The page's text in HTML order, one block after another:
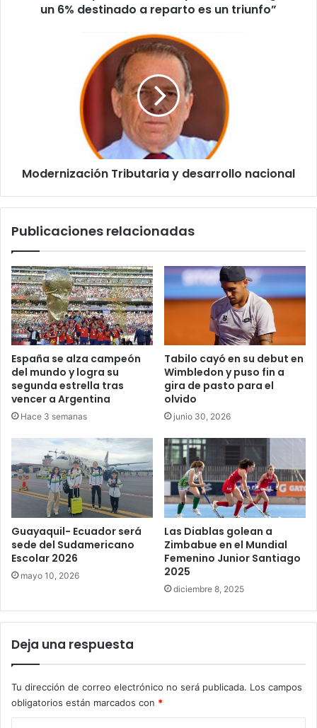
un 6% destinado a reparto es un triunfo”
Modernización Tributaria y desarrollo nacional
Publicaciones relacionadas
España se alza campeón
del mundo y logra su
segunda estrella tras
vencer a Argentina
Hace 3 semanas
Tabilo cayó en su debut en
Wimbledon y puso fin a
gira de pasto para el
olvido
junio 30, 2026
Guayaquil- Ecuador será
sede del Sudamericano
Escolar 2026
mayo 10, 2026
Las Diablas golean a
Zimbabue en el Mundial
Femenino Junior Santiago
2025
diciembre 8, 2025
Deja una respuesta
Tu dirección de correo electrónico no será publicada. Los campos
obligatorios están marcados con *